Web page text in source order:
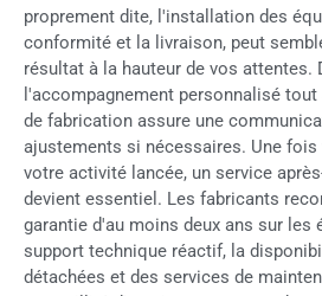
proprement dite, l'installation des
conformité et la livraison, peut
résultat à la hauteur de vos attentes.
l'accompagnement personnalisé
de fabrication assure une
ajustements si nécessaires. Une
votre activité lancée, un service
devient essentiel. Les fabricants
garantie d'au moins deux ans sur les
support technique réactif, la
détachées et des services de